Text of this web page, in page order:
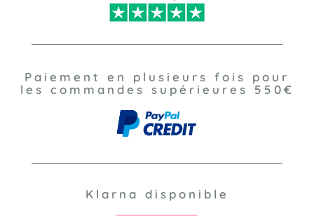
Paiement en plusieurs fois pour
les commandes supérieures 550€
Klarna disponible